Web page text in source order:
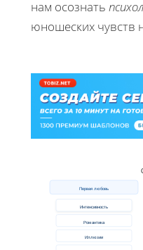
нам осознать
юношеских чувств
Первая любовь
Интенсивность
Романтика
Иллюзии